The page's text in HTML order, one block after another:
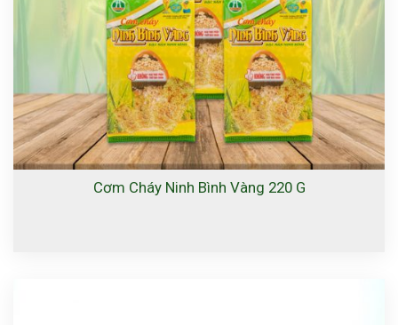
Cơm Cháy Ninh Bình Vàng 220 G